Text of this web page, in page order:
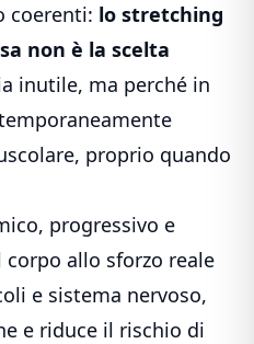
coerenti: lo stretching
non è la scelta
inutile, ma perché in
proprio quando
progressivo e
allo sforzo reale
e sistema nervoso,
e riduce il rischio di